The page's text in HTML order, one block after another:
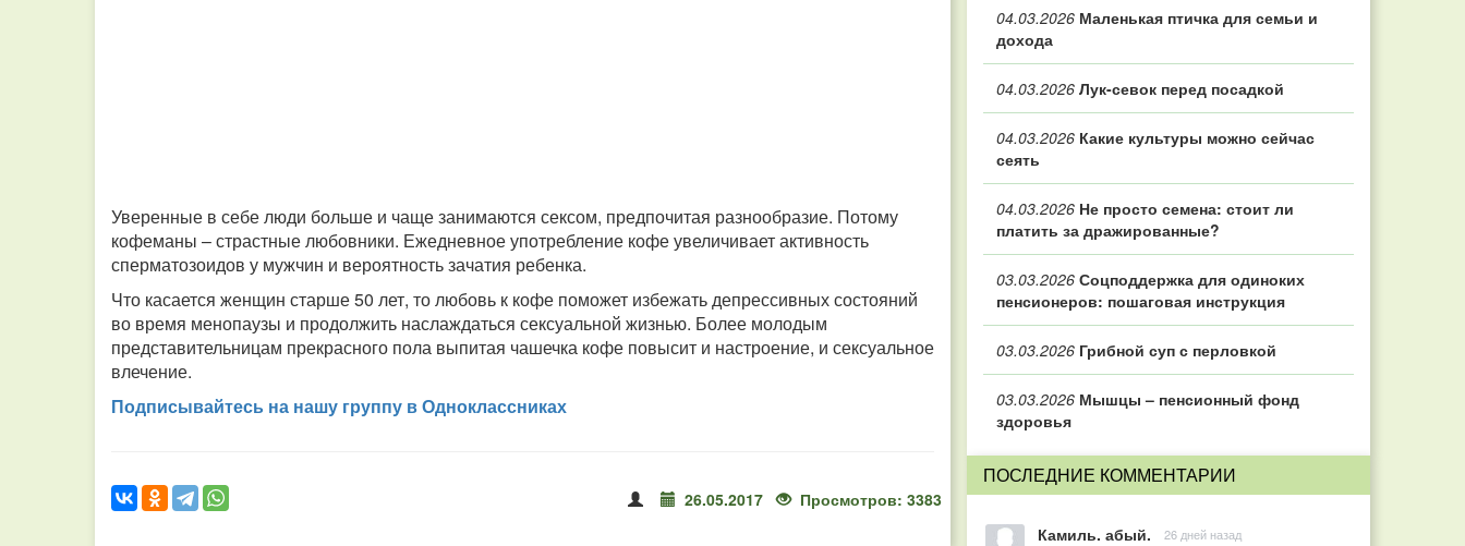
Уверенные в себе люди больше и чаще занимаются сексом, предпочитая разнообразие. Потому
кофеманы – страстные любовники. Ежедневное употребление кофе увеличивает активность
сперматозоидов у мужчин и вероятность зачатия ребенка.
Что касается женщин старше 50 лет, то любовь к кофе поможет избежать депрессивных состояний
во время менопаузы и продолжить наслаждаться сексуальной жизнью. Более молодым
представительницам прекрасного пола выпитая чашечка кофе повысит и настроение, и сексуальное
влечение.
Подписывайтесь на нашу группу в Одноклассниках
26.05.2017 Просмотров: 3383
04.03.2026 Маленькая птичка для семьи и
дохода
04.03.2026 Лук-севок перед посадкой
04.03.2026 Какие культуры можно сейчас
сеять
04.03.2026 Не просто семена: стоит ли
платить за дражированные?
03.03.2026 Соцподдержка для одиноких
пенсионеров: пошаговая инструкция
03.03.2026 Грибной суп с перловкой
03.03.2026 Мышцы – пенсионный фонд
здоровья
ПОСЛЕДНИЕ КОММЕНТАРИИ
Камиль. абый. 26 дней назад